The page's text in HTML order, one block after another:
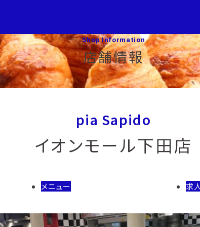
Shop Information
店舗情報
pia Sapido
イオンモール下田店
メニュー 求